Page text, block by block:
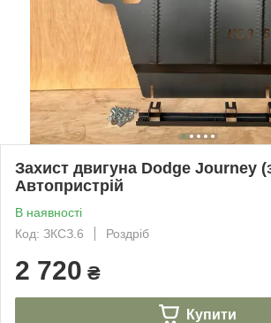
Захист двигуна Dodge Journey
Автопристрій
В наявності
Код: ЗКСЗ.6
Роздріб
2 720 ₴
Купити